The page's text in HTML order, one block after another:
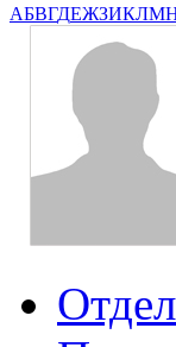
АБВГДЕЖЗИКЛМ